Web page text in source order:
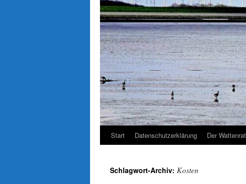
Start Datenschutzerklärung Der Wattenrat
Schlagwort-Archiv: Kosten